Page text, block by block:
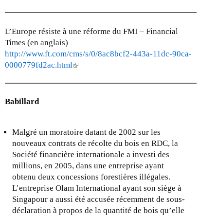
L’Europe résiste à une réforme du FMI – Financial
Times (en anglais)
http://www.ft.com/cms/s/0/8ac8bcf2-443a-11dc-90ca-
0000779fd2ac.html (
s
e
x
t
e
r
n
a
Babillard
Malgré un moratoire datant de 2002 sur les
nouveaux contrats de récolte du bois en RDC, la
Société financière internationale a investi des
millions, en 2005, dans une entreprise ayant
obtenu deux concessions forestières illégales.
L’entreprise Olam International ayant son siège à
Singapour a aussi été accusée récemment de sous-
déclaration à propos de la quantité de bois qu’elle